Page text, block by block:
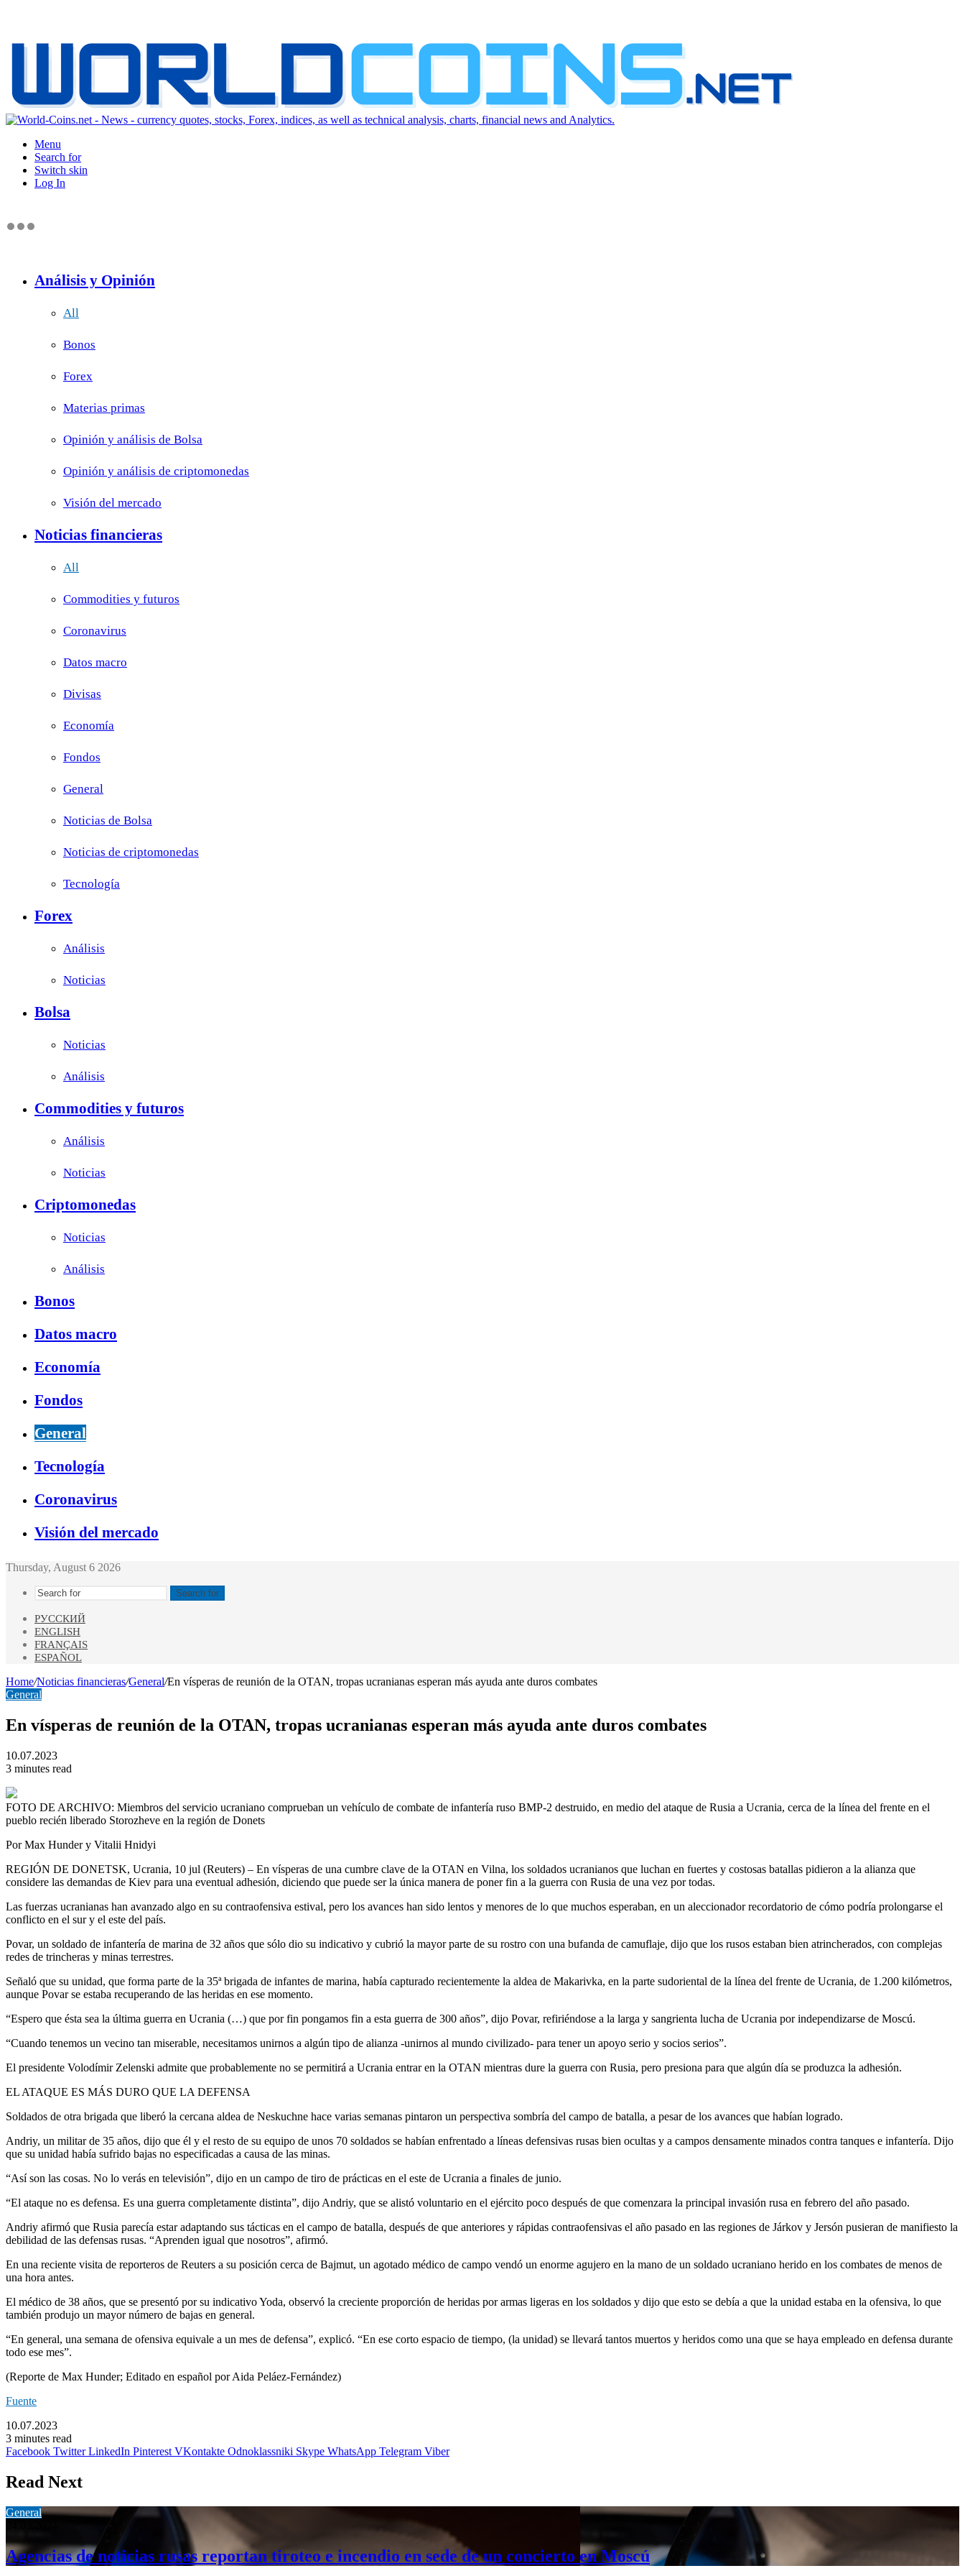
Menu
Search for
Switch skin
Log In
Análisis y Opinión
All
Bonos
Forex
Materias primas
Opinión y análisis de Bolsa
Opinión y análisis de criptomonedas
Visión del mercado
Noticias financieras
All
Commodities y futuros
Coronavirus
Datos macro
Divisas
Economía
Fondos
General
Noticias de Bolsa
Noticias de criptomonedas
Tecnología
Forex
Análisis
Noticias
Bolsa
Noticias
Análisis
Commodities y futuros
Análisis
Noticias
Criptomonedas
Noticias
Análisis
Bonos
Datos macro
Economía
Fondos
General
Tecnología
Coronavirus
Visión del mercado
Thursday, August 6 2026
Search for
РУССКИЙ
ENGLISH
FRANÇAIS
ESPAÑOL
Home/Noticias financieras/General/En vísperas de reunión de la OTAN, tropas ucranianas esperan más ayuda ante duros combates
General
En vísperas de reunión de la OTAN, tropas ucranianas esperan más ayuda ante duros combates
10.07.2023
3 minutes read
FOTO DE ARCHIVO: Miembros del servicio ucraniano comprueban un vehículo de combate de infantería ruso BMP-2 destruido, en medio del ataque de Rusia a Ucrania, cerca de la línea del frente en el
pueblo recién liberado Storozheve en la región de Donets
Por Max Hunder y Vitalii Hnidyi
REGIÓN DE DONETSK, Ucrania, 10 jul (Reuters) – En vísperas de una cumbre clave de la OTAN en Vilna, los soldados ucranianos que luchan en fuertes y costosas batallas pidieron a la alianza que
considere las demandas de Kiev para una eventual adhesión, diciendo que puede ser la única manera de poner fin a la guerra con Rusia de una vez por todas.
Las fuerzas ucranianas han avanzado algo en su contraofensiva estival, pero los avances han sido lentos y menores de lo que muchos esperaban, en un aleccionador recordatorio de cómo podría prolongarse el
conflicto en el sur y el este del país.
Povar, un soldado de infantería de marina de 32 años que sólo dio su indicativo y cubrió la mayor parte de su rostro con una bufanda de camuflaje, dijo que los rusos estaban bien atrincherados, con complejas
redes de trincheras y minas terrestres.
Señaló que su unidad, que forma parte de la 35ª brigada de infantes de marina, había capturado recientemente la aldea de Makarivka, en la parte sudoriental de la línea del frente de Ucrania, de 1.200 kilómetros,
aunque Povar se estaba recuperando de las heridas en ese momento.
“Espero que ésta sea la última guerra en Ucrania (…) que por fin pongamos fin a esta guerra de 300 años”, dijo Povar, refiriéndose a la larga y sangrienta lucha de Ucrania por independizarse de Moscú.
“Cuando tenemos un vecino tan miserable, necesitamos unirnos a algún tipo de alianza -unirnos al mundo civilizado- para tener un apoyo serio y socios serios”.
El presidente Volodímir Zelenski admite que probablemente no se permitirá a Ucrania entrar en la OTAN mientras dure la guerra con Rusia, pero presiona para que algún día se produzca la adhesión.
EL ATAQUE ES MÁS DURO QUE LA DEFENSA
Soldados de otra brigada que liberó la cercana aldea de Neskuchne hace varias semanas pintaron un perspectiva sombría del campo de batalla, a pesar de los avances que habían logrado.
Andriy, un militar de 35 años, dijo que él y el resto de su equipo de unos 70 soldados se habían enfrentado a líneas defensivas rusas bien ocultas y a campos densamente minados contra tanques e infantería. Dijo
que su unidad había sufrido bajas no especificadas a causa de las minas.
“Así son las cosas. No lo verás en televisión”, dijo en un campo de tiro de prácticas en el este de Ucrania a finales de junio.
“El ataque no es defensa. Es una guerra completamente distinta”, dijo Andriy, que se alistó voluntario en el ejército poco después de que comenzara la principal invasión rusa en febrero del año pasado.
Andriy afirmó que Rusia parecía estar adaptando sus tácticas en el campo de batalla, después de que anteriores y rápidas contraofensivas el año pasado en las regiones de Járkov y Jersón pusieran de manifiesto la
debilidad de las defensas rusas. “Aprenden igual que nosotros”, afirmó.
En una reciente visita de reporteros de Reuters a su posición cerca de Bajmut, un agotado médico de campo vendó un enorme agujero en la mano de un soldado ucraniano herido en los combates de menos de
una hora antes.
El médico de 38 años, que se presentó por su indicativo Yoda, observó la creciente proporción de heridas por armas ligeras en los soldados y dijo que esto se debía a que la unidad estaba en la ofensiva, lo que
también produjo un mayor número de bajas en general.
“En general, una semana de ofensiva equivale a un mes de defensa”, explicó. “En ese corto espacio de tiempo, (la unidad) se llevará tantos muertos y heridos como una que se haya empleado en defensa durante
todo ese mes”.
(Reporte de Max Hunder; Editado en español por Aida Peláez-Fernández)
Fuente
10.07.2023
3 minutes read
Facebook Twitter LinkedIn Pinterest VKontakte Odnoklassniki Skype WhatsApp Telegram Viber
Read Next
General
Agencias de noticias rusas reportan tiroteo e incendio en sede de un concierto en Moscú